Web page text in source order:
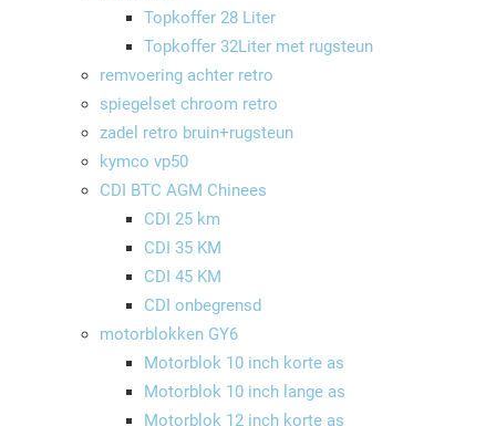
Topkoffer 28 Liter
Topkoffer 32Liter met rugsteun
remvoering achter retro
spiegelset chroom retro
zadel retro bruin+rugsteun
kymco vp50
CDI BTC AGM Chinees
CDI 25 km
CDI 35 KM
CDI 45 KM
CDI onbegrensd
motorblokken GY6
Motorblok 10 inch korte as
Motorblok 10 inch lange as
Motorblok 12 inch korte as